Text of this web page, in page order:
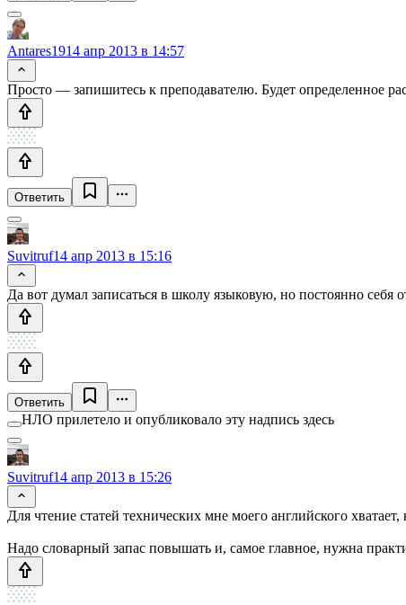
Antares1914 апр 2013 в 14:57
Просто — запишитесь к преподавателю. Будет определенное
Ответить
Suvitruf14 апр 2013 в 15:16
Да вот думал записаться в школу языковую, но постоянно
Ответить
НЛО прилетело и опубликовало эту надпись здесь
Suvitruf14 апр 2013 в 15:26
Для чтение статей технических мне моего английского хватает,
Надо словарный запас повышать и, самое главное, нужна